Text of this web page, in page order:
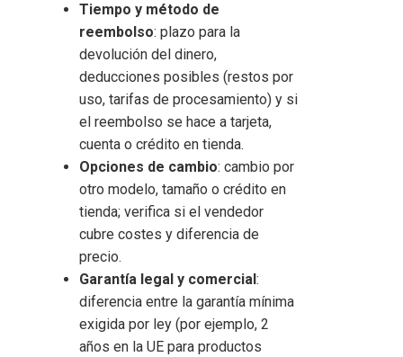
Tiempo y método de
reembolso: plazo para la
devolución del dinero,
deducciones posibles (restos por
uso, tarifas de procesamiento) y si
el reembolso se hace a tarjeta,
cuenta o crédito en tienda.
Opciones de cambio: cambio por
otro modelo, tamaño o crédito en
tienda; verifica si el vendedor
cubre costes y diferencia de
precio.
Garantía legal y comercial :
diferencia entre la garantía mínima
exigida por ley (por ejemplo, 2
años en la UE para productos